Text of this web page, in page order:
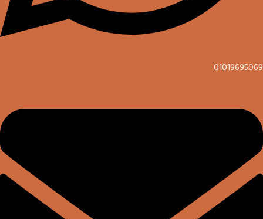
01019695069